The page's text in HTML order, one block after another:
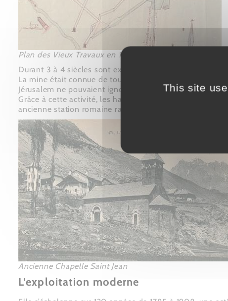
Plan des Vieux Travaux en 1790
Durant 3 à 4 siècles sont extraits plusieurs milliers de
La mine était connue de tous, bien au delà de la
Jérusalem ne pouvaient ignorer une activité qui donnait
Grâce à cette activité, les habitations se sont
ancienne station romaine ravagée par les crues.
Ancienne Chapelle Saint Jean
L’exploitation moderne
This site